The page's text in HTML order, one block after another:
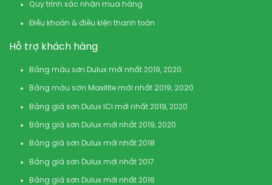
Quy trình xác nhận mua hàng
Điều khoản & điều kiện thanh toán
Hỗ trợ khách hàng
Bảng màu sơn Dulux mới nhất 2019, 2020
Bảng màu sơn Maxilite mới nhất 2019, 2020
Bảng giá sơn Dulux ICI mới nhất 2019, 2020
Bảng giá sơn Dulux mới nhất 2019, 2020
Bảng giá sơn Dulux mới nhất 2018
Bảng giá sơn Dulux mới nhất 2017
Bảng giá sơn Dulux mới nhất 2016